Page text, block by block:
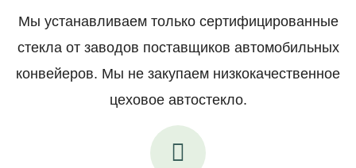
Мы устанавливаем только сертифицированные
стекла от заводов поставщиков автомобильных
конвейеров. Мы не закупаем низкокачественное
цеховое автостекло.